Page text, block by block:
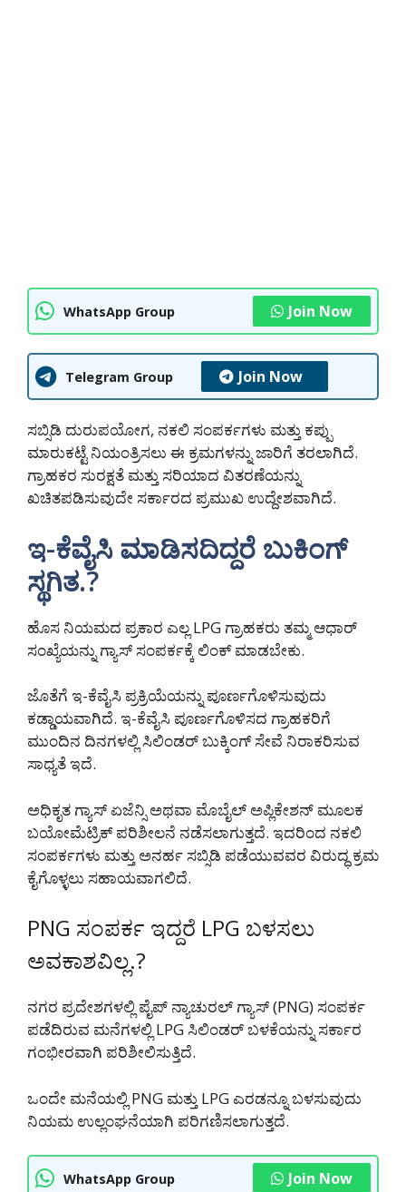
WhatsApp Group Join Now
Telegram Group Join Now
ಸಬ್ಸಿಡಿ ದುರುಪಯೋಗ, ನಕಲಿ ಸಂಪರ್ಕಗಳು ಮತ್ತು ಕಪ್ಪು
ಮಾರುಕಟ್ಟೆ ನಿಯಂತ್ರಿಸಲು ಈ ಕ್ರಮಗಳನ್ನು ಜಾರಿಗೆ ತರಲಾಗಿದೆ.
ಗ್ರಾಹಕರ ಸುರಕ್ಷತೆ ಮತ್ತು ಸರಿಯಾದ ವಿತರಣೆಯನ್ನು
ಖಚಿತಪಡಿಸುವುದೇ ಸರ್ಕಾರದ ಪ್ರಮುಖ ಉದ್ದೇಶವಾಗಿದೆ.
ಇ-ಕೆವೈಸಿ ಮಾಡಿಸದಿದ್ದರೆ ಬುಕಿಂಗ್
ಸ್ಥಗಿತ.?
ಹೊಸ ನಿಯಮದ ಪ್ರಕಾರ ಎಲ್ಲ LPG ಗ್ರಾಹಕರು ತಮ್ಮ ಆಧಾರ್
ಸಂಖ್ಯೆಯನ್ನು ಗ್ಯಾಸ್ ಸಂಪರ್ಕಕ್ಕೆ ಲಿಂಕ್ ಮಾಡಬೇಕು.
ಜೊತೆಗೆ ಇ-ಕೆವೈಸಿ ಪ್ರಕ್ರಿಯೆಯನ್ನು ಪೂರ್ಣಗೊಳಿಸುವುದು
ಕಡ್ಡಾಯವಾಗಿದೆ. ಇ-ಕೆವೈಸಿ ಪೂರ್ಣಗೊಳಿಸದ ಗ್ರಾಹಕರಿಗೆ
ಮುಂದಿನ ದಿನಗಳಲ್ಲಿ ಸಿಲಿಂಡರ್ ಬುಕ್ಕಿಂಗ್ ಸೇವೆ ನಿರಾಕರಿಸುವ
ಸಾಧ್ಯತೆ ಇದೆ.
ಅಧಿಕೃತ ಗ್ಯಾಸ್ ಏಜೆನ್ಸಿ ಅಥವಾ ಮೊಬೈಲ್ ಅಪ್ಲಿಕೇಶನ್ ಮೂಲಕ
ಬಯೋಮೆಟ್ರಿಕ್ ಪರಿಶೀಲನೆ ನಡೆಸಲಾಗುತ್ತದೆ. ಇದರಿಂದ ನಕಲಿ
ಸಂಪರ್ಕಗಳು ಮತ್ತು ಅನರ್ಹ ಸಬ್ಸಿಡಿ ಪಡೆಯುವವರ ವಿರುದ್ಧ ಕ್ರಮ
ಕೈಗೊಳ್ಳಲು ಸಹಾಯವಾಗಲಿದೆ.
PNG ಸಂಪರ್ಕ ಇದ್ದರೆ LPG ಬಳಸಲು
ಅವಕಾಶವಿಲ್ಲ.?
ನಗರ ಪ್ರದೇಶಗಳಲ್ಲಿ ಪೈಪ್ ನ್ಯಾಚುರಲ್ ಗ್ಯಾಸ್ (PNG) ಸಂಪರ್ಕ
ಪಡೆದಿರುವ ಮನೆಗಳಲ್ಲಿ LPG ಸಿಲಿಂಡರ್ ಬಳಕೆಯನ್ನು ಸರ್ಕಾರ
ಗಂಭೀರವಾಗಿ ಪರಿಶೀಲಿಸುತ್ತಿದೆ.
ಒಂದೇ ಮನೆಯಲ್ಲಿ PNG ಮತ್ತು LPG ಎರಡನ್ನೂ ಬಳಸುವುದು
ನಿಯಮ ಉಲ್ಲಂಘನೆಯಾಗಿ ಪರಿಗಣಿಸಲಾಗುತ್ತದೆ.
WhatsApp Group Join Now